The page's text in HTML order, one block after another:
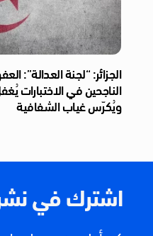
الجزائر: “لجنة العدالة”:
الناجحين في الاختبارات
ويُكرّس غياب الشفافية
اشترك في